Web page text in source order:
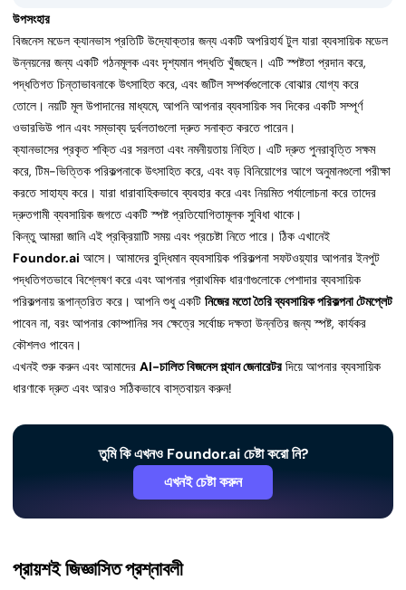
উপসংহার
বিজনেস মডেল ক্যানভাস প্রতিটি উদ্যোক্তার জন্য একটি অপরিহার্য টুল যারা ব্যবসায়িক মডেল
উন্নয়নের জন্য একটি গঠনমূলক এবং দৃশ্যমান পদ্ধতি খুঁজছেন। এটি স্পষ্টতা প্রদান করে,
পদ্ধতিগত চিন্তাভাবনাকে উৎসাহিত করে, এবং জটিল সম্পর্কগুলোকে বোঝার যোগ্য করে
তোলে। নয়টি মূল উপাদানের মাধ্যমে, আপনি আপনার ব্যবসায়িক সব দিকের একটি সম্পূর্ণ
ওভারভিউ পান এবং সম্ভাব্য দুর্বলতাগুলো দ্রুত সনাক্ত করতে পারেন।
ক্যানভাসের প্রকৃত শক্তি এর সরলতা এবং নমনীয়তায় নিহিত। এটি দ্রুত পুনরাবৃত্তি সক্ষম
করে, টিম-ভিত্তিক পরিকল্পনাকে উৎসাহিত করে, এবং বড় বিনিয়োগের আগে অনুমানগুলো পরীক্ষা
করতে সাহায্য করে। যারা ধারাবাহিকভাবে ব্যবহার করে এবং নিয়মিত পর্যালোচনা করে তাদের
দ্রুতগামী ব্যবসায়িক জগতে একটি স্পষ্ট প্রতিযোগিতামূলক সুবিধা থাকে।
কিন্তু আমরা জানি এই প্রক্রিয়াটি সময় এবং প্রচেষ্টা নিতে পারে। ঠিক এখানেই
Foundor.ai আসে। আমাদের বুদ্ধিমান ব্যবসায়িক পরিকল্পনা সফটওয়্যার আপনার ইনপুট
পদ্ধতিগতভাবে বিশ্লেষণ করে এবং আপনার প্রাথমিক ধারণাগুলোকে পেশাদার ব্যবসায়িক
পরিকল্পনায় রূপান্তরিত করে। আপনি শুধু একটি নিজের মতো তৈরি ব্যবসায়িক পরিকল্পনা টেমপ্লেট
পাবেন না, বরং আপনার কোম্পানির সব ক্ষেত্রে সর্বোচ্চ দক্ষতা উন্নতির জন্য স্পষ্ট, কার্যকর
কৌশলও পাবেন।
এখনই শুরু করুন এবং আমাদের AI-চালিত বিজনেস প্ল্যান জেনারেটরদিয়ে আপনার ব্যবসায়িক
ধারণাকে দ্রুত এবং আরও সঠিকভাবে বাস্তবায়ন করুন!
তুমি কি এখনও Foundor.ai চেষ্টা করো নি?
এখনই চেষ্টা করুন
প্রায়শই জিজ্ঞাসিত প্রশ্নাবলী